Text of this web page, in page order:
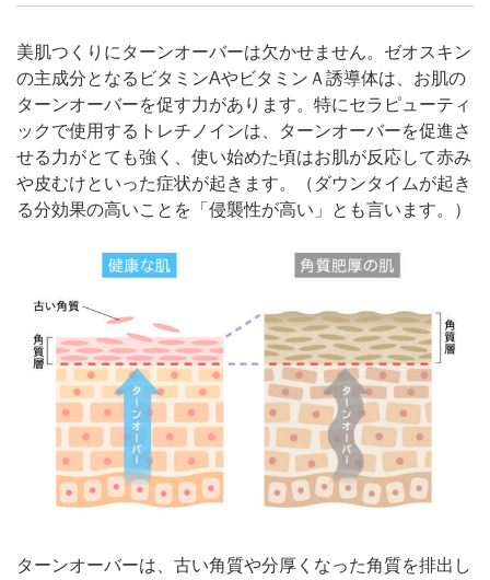
美肌つくりにターンオーバーは欠かせません。 ゼオスキン
の主成分となるビタミンAやビタミンＡ誘導体は、お肌の
ターンオーバーを促す力があります。特にセラピューティ
ックで使用するトレチノインは、ターンオーバーを促進さ
せる力がとても強く、使い始めた頃はお肌が反応して赤み
や皮むけといった症状が起きます。（ダウンタイムが起き
る分効果の高いことを「侵襲性が高い」とも言います。）
ターンオーバーは、古い角質や分厚くなった角質を排出し